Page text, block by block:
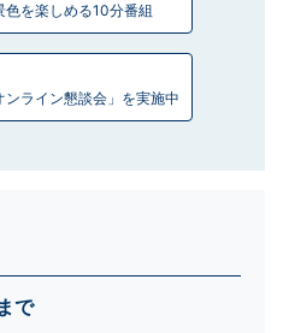
で
色を楽しめる10分番組
ライン懇談会」を実施中